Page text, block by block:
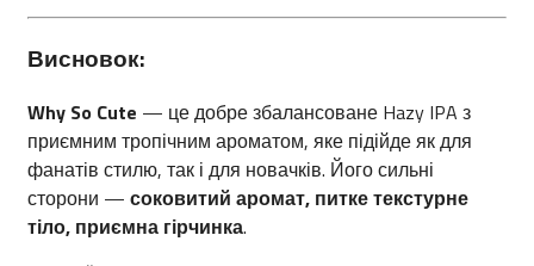
Висновок:
Why So Cute — це добре збалансоване Hazy IPA з
приємним тропічним ароматом, яке підійде як для
фанатів стилю, так і для новачків. Його сильні
сторони — соковитий аромат, питке текстурне
тіло, приємна гірчинка.